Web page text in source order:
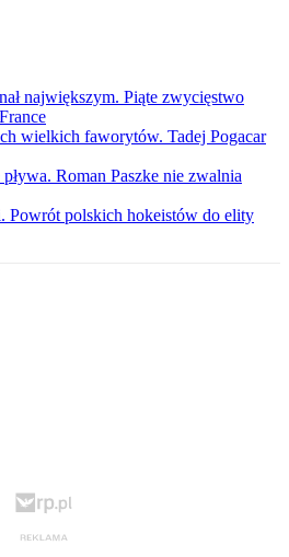
największym. Piąte zwycięstwo
wielkich faworytów. Tadej Pogacar
Roman Paszke nie zwalnia
Powrót polskich hokeistów do elity